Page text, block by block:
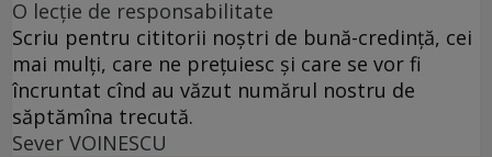
O lecție de responsabilitate
Scriu pentru cititorii noștri de bună-credință, cei
mai mulți, care ne prețuiesc și care se vor fi
încruntat cînd au văzut numărul nostru de
săptămîna trecută.
Sever VOINESCU